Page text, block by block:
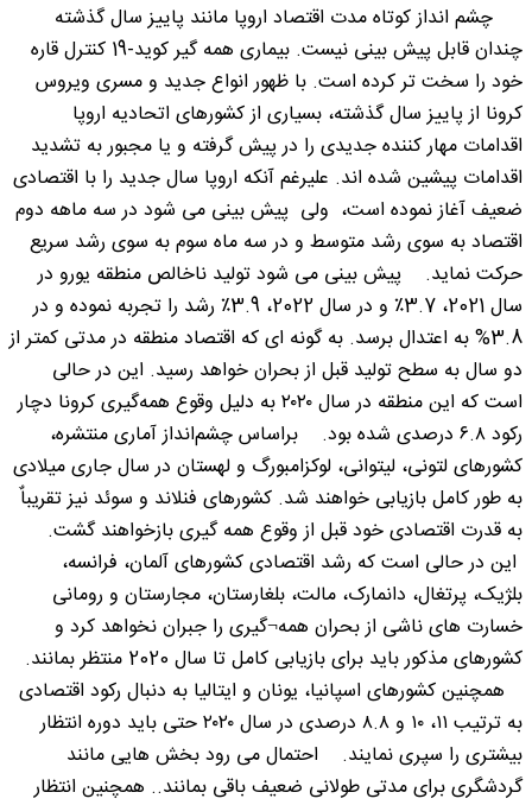
چشم انداز کوتاه مدت اقتصاد اروپا مانند پاییز سال گذشته
چندان قابل پیش بینی نیست. بیماری همه گیر کوید-19 کنترل قاره
خود را سخت تر کرده است. با ظهور انواع جدید و مسری ویروس
کرونا از پاییز سال گذشته، بسیاری از کشورهای اتحادیه اروپا
اقدامات مهار کننده جدیدی را در پیش گرفته و یا مجبور به تشدید
اقدامات پیشین شده اند. علیرغم آنکه اروپا سال جدید را با اقتصادی
ضعیف آغاز نموده است، ولی پیش بینی می شود در سه ماهه دوم
اقتصاد به سوی رشد متوسط و در سه ماه سوم به سوی رشد سریع
حرکت نماید. پیش بینی می شود تولید ناخالص منطقه یورو در
سال 2021، 3.7٪ و در سال 2022، 3.9٪ رشد را تجربه نموده و در
3.8% به اعتدال برسد. به گونه ای که اقتصاد منطقه در مدتی کمتر از
دو سال به سطح تولید قبل از بحران خواهد رسید. این در حالی
است که این منطقه در سال ۲۰۲۰ به دلیل وقوع همه‌گیری کرونا دچار
رکود ۶.۸ درصدی شده بود. براساس چشم‌انداز آماری منتشره،
کشورهای لتونی، لیتوانی، لوکزامبورگ و لهستان در سال جاری میلادی
به طور کامل بازیابی خواهند شد. کشورهای فنلاند و سوئد نیز تقریباٌ
به قدرت اقتصادی خود قبل از وقوع همه گیری بازخواهند گشت.
این در حالی است که رشد اقتصادی کشورهای آلمان، فرانسه،
بلژیک، پرتغال، دانمارک، مالت، بلغارستان، مجارستان و رومانی
خسارت های ناشی از بحران همه¬گیری را جبران نخواهد کرد و
کشورهای مذکور باید برای بازیابی کامل تا سال 2020 منتظر بمانند.
همچنین کشورهای اسپانیا، یونان و ایتالیا به دنبال رکود اقتصادی
به ترتیب ۱۱، ۱۰ و ۸.۸ درصدی در سال ۲۰۲۰ حتی باید دوره انتظار
بیشتری را سپری نمایند. احتمال می رود بخش هایی مانند
گردشگری برای مدتی طولانی ضعیف باقی بمانند.. همچنین انتظار